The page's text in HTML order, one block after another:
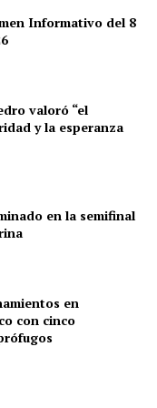
Informativo del 8
valoró “el
y la esperanza
en la semifinal
en
con cinco